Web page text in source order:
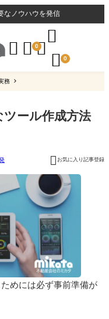
なノウハウを発信
  0

 0
務
ール作成方法
 お気に入り記事登録
めには必ず事前準備が